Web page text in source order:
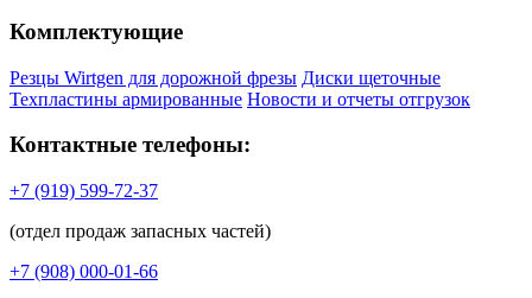
Комплектующие
Резцы Wirtgen для дорожной фрезы Диски щеточные
Техпластины армированные Новости и отчеты отгрузок
Контактные телефоны:
+7 (919) 599-72-37
(отдел продаж запасных частей)
+7 (908) 000-01-66